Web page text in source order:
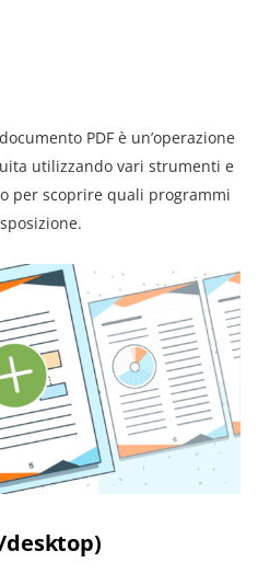
PDF è un’operazione
utilizzando vari strumenti e
per scoprire quali programmi
desktop)